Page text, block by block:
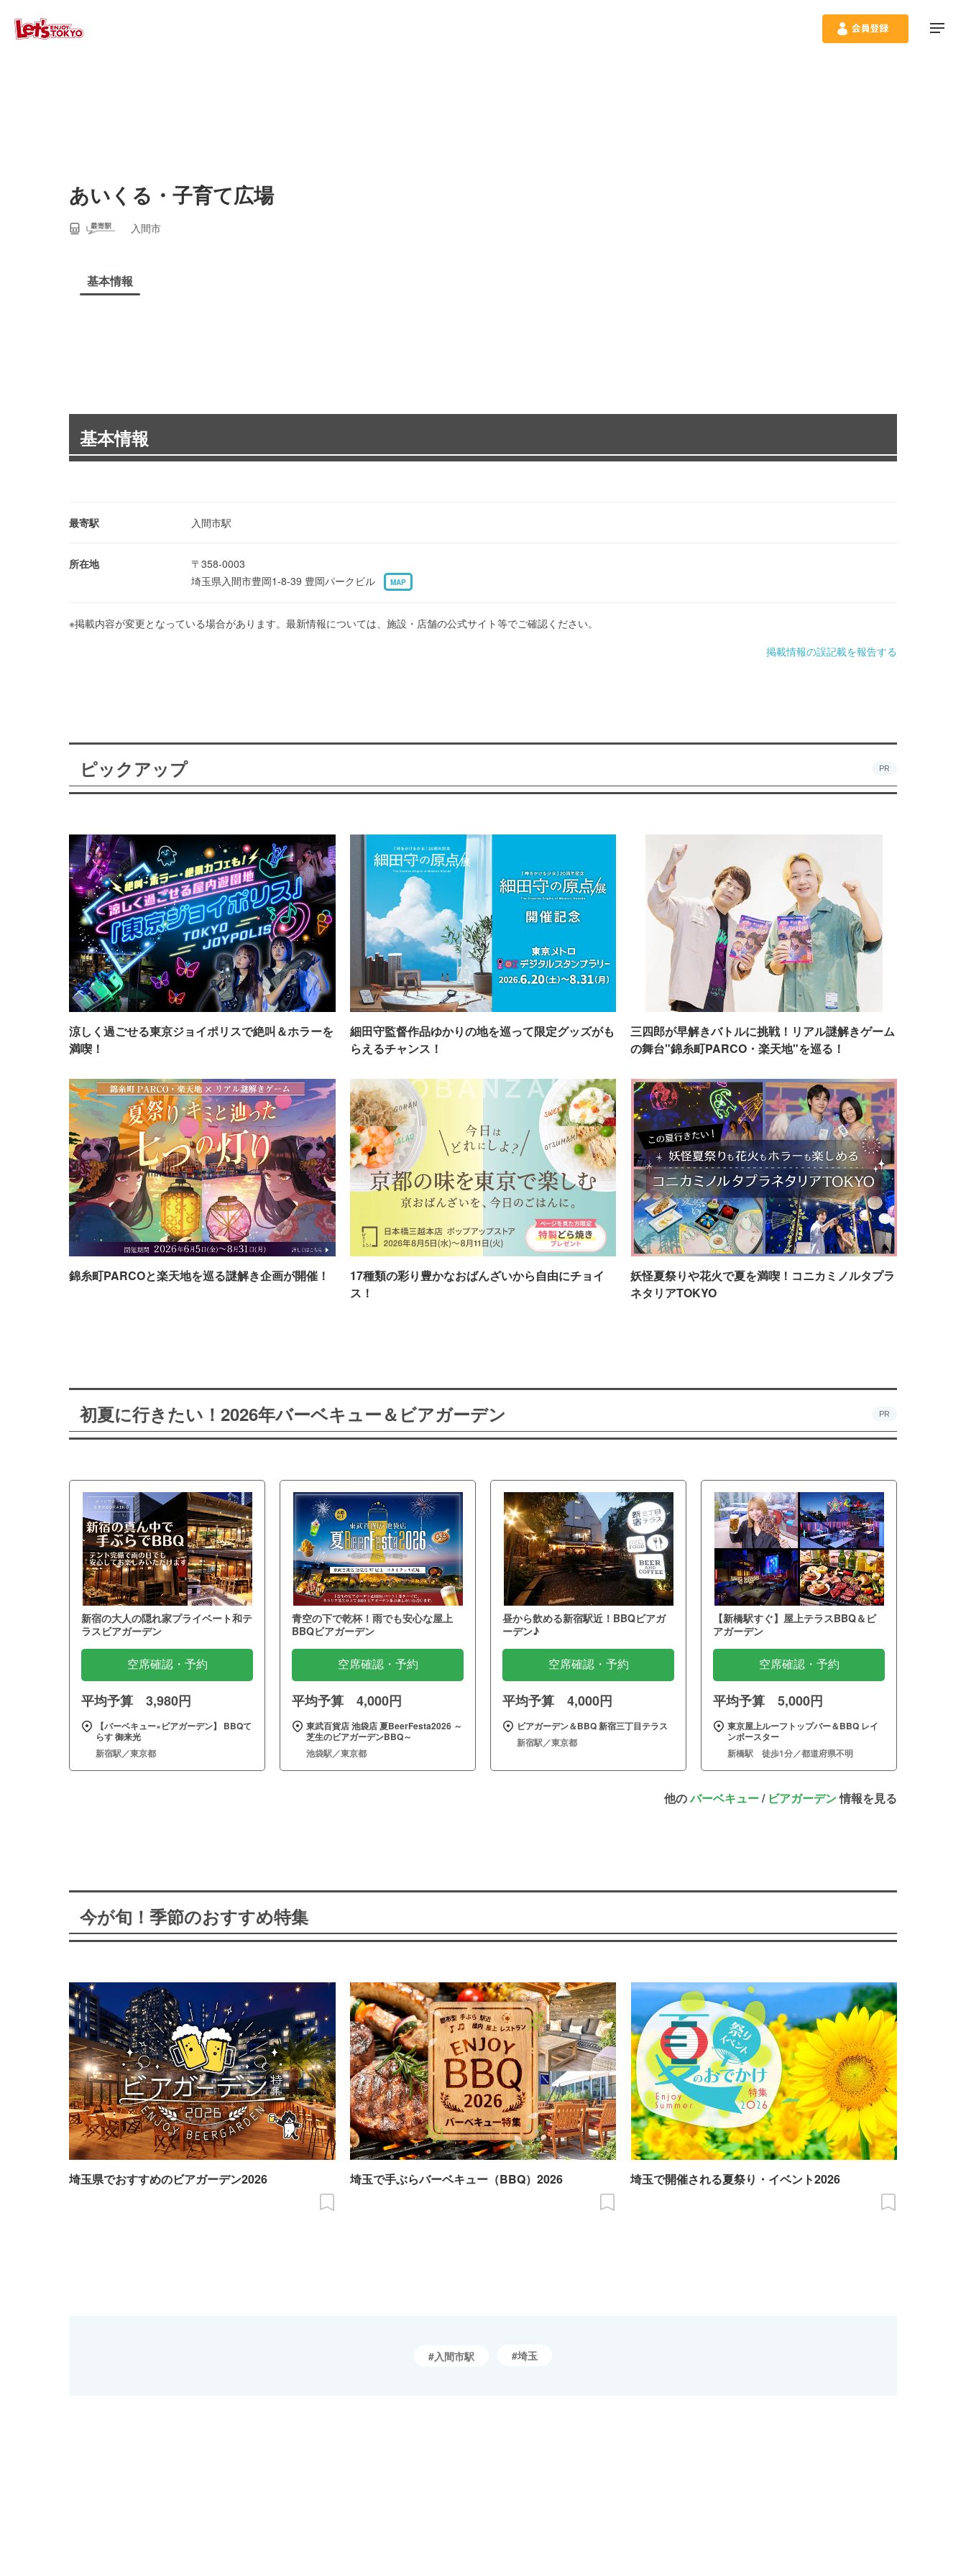
あいくる・子育て広場
入間市
基本情報
基本情報
最寄駅 入間市駅
所在地
〒358-0003
埼玉県入間市豊岡1-8-39 豊岡パークビル
MAP
※掲載内容が変更となっている場合があります。最新情報については、施設・店舗の公式サイト等でご確認ください。
掲載情報の誤記載を報告する
ピックアップ PR
涼しく過ごせる東京ジョイポリスで絶叫＆ホラーを
満喫！
細田守監督作品ゆかりの地を巡って限定グッズがも
らえるチャンス！
三四郎が早解きバトルに挑戦！リアル謎解きゲーム
の舞台"錦糸町PARCO・楽天地"を巡る！
錦糸町PARCOと楽天地を巡る謎解き企画が開催！
17種類の彩り豊かなおばんざいから自由にチョイ
ス！
妖怪夏祭りや花火で夏を満喫！コニカミノルタプラ
ネタリアTOKYO
初夏に行きたい！2026年バーベキュー＆ビアガーデン PR
新宿の大人の隠れ家プライベート和テ
ラスビアガーデン
空席確認・予約
平均予算 3,980円
【バーベキュー×ビアガーデン】 BBQて
らす 御来光
新宿駅／東京都
青空の下で乾杯！雨でも安心な屋上
BBQビアガーデン
空席確認・予約
平均予算 4,000円
東武百貨店 池袋店 夏BeerFesta2026 ～
芝生のビアガーデンBBQ～
池袋駅／東京都
昼から飲める新宿駅近！BBQビアガ
ーデン♪
空席確認・予約
平均予算 4,000円
ビアガーデン＆BBQ 新宿三丁目テラス
新宿駅／東京都
【新橋駅すぐ】屋上テラスBBQ＆ビ
アガーデン
空席確認・予約
平均予算 5,000円
東京屋上ルーフトップバー＆BBQ レイ
ンボースター
新橋駅 徒歩1分／都道府県不明
他のバーベキュー/ ビアガーデン情報を見る
今が旬！季節のおすすめ特集
埼玉県でおすすめのビアガーデン2026 埼玉で手ぶらバーベキュー（BBQ）2026 埼玉で開催される夏祭り・イベント2026
入間市駅 埼玉